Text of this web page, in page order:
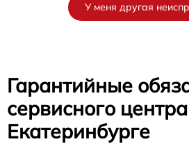
У меня другая
Гарантийные
сервисного
Екатеринбурге